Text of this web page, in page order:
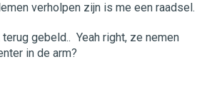
verholpen zijn is me een raadsel.
gebeld.. Yeah right, ze nemen
in de arm?